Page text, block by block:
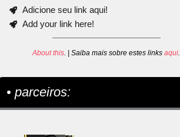
Adicione seu link aqui!
Add your link here!
About this. | Saiba mais sobre estes linksaqui.
• parceiros: